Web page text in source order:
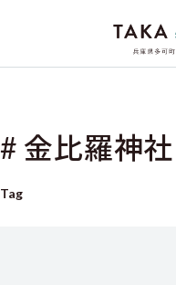
# 金比羅神社
Tag